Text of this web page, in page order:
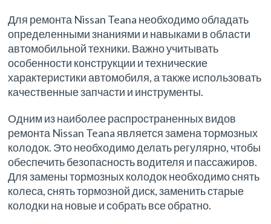
Для ремонта Nissan Teana необходимо обладать
определенными знаниями и навыками в области
автомобильной техники. Важно учитывать
особенности конструкции и технические
характеристики автомобиля, а также использовать
качественные запчасти и инструменты.
Одним из наиболее распространенных видов
ремонта Nissan Teana является замена тормозных
колодок. Это необходимо делать регулярно, чтобы
обеспечить безопасность водителя и пассажиров.
Для замены тормозных колодок необходимо снять
колеса, снять тормозной диск, заменить старые
колодки на новые и собрать все обратно.